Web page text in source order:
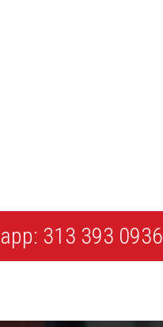
313 393 0936